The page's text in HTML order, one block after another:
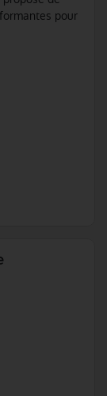
pour